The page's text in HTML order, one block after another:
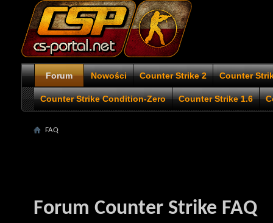
Forum Nowości Counter Strike 2 Counter
Counter Strike Condition-Zero Counter Strike 1.6
FAQ
Forum Counter Strike FAQ